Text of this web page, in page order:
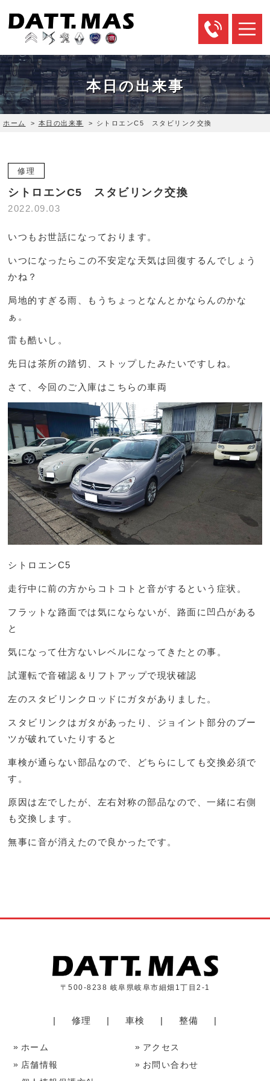
本日の出来事
ホーム > 本日の出来事 > シトロエンC5 スタビリンク交換
修理
シトロエンC5 スタビリンク交換
2022.09.03
いつもお世話になっております。
いつになったらこの不安定な天気は回復するんでしょう
かね？
局地的すぎる雨、もうちょっとなんとかならんのかな
ぁ。
雷も酷いし。
先日は茶所の踏切、ストップしたみたいですしね。
さて、今回のご入庫はこちらの車両
シトロエンC5
走行中に前の方からコトコトと音がするという症状。
フラットな路面では気にならないが、路面に凹凸がある
と
気になって仕方ないレベルになってきたとの事。
試運転で音確認＆リフトアップで現状確認
左のスタビリンクロッドにガタがありました。
スタビリンクはガタがあったり、ジョイント部分のブー
ツが破れていたりすると
車検が通らない部品なので、どちらにしても交換必須で
す。
原因は左でしたが、左右対称の部品なので、一緒に右側
も交換します。
無事に音が消えたので良かったです。
〒500-8238 岐阜県岐阜市細畑1丁目2-1
修理 車検 整備
ホーム
アクセス
店舗情報
お問い合わせ